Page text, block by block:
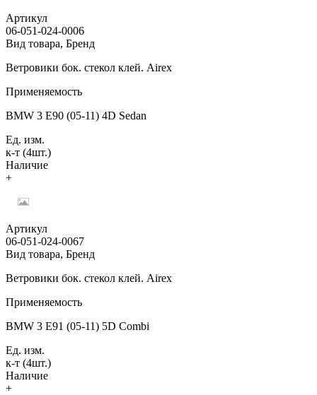
Артикул
06-051-024-0006
Вид товара, Бренд
Ветровики бок. стекол клей. Airex
Применяемость
BMW 3 E90 (05-11) 4D Sedan
Ед. изм.
к-т (4шт.)
Наличие
+
Артикул
06-051-024-0067
Вид товара, Бренд
Ветровики бок. стекол клей. Airex
Применяемость
BMW 3 E91 (05-11) 5D Combi
Ед. изм.
к-т (4шт.)
Наличие
+